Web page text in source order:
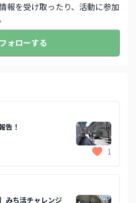
報を受け取ったり、活動に参加
フォローする
告！
1
みち活チャレンジ